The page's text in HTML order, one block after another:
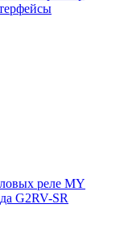
реле MY
G2RV-SR